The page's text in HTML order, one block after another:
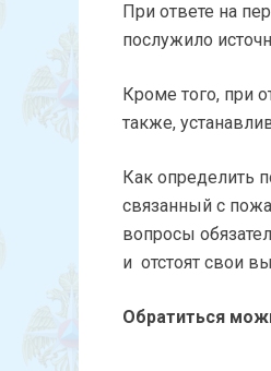
При ответе на
послужило
Кроме того, при
также,
Как определить
связанный с
вопросы
и отстоят свои
Обратиться